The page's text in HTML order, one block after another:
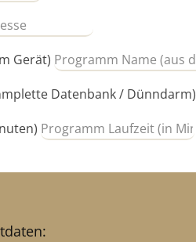
Gerät)
Datenbank / Dünndarm)